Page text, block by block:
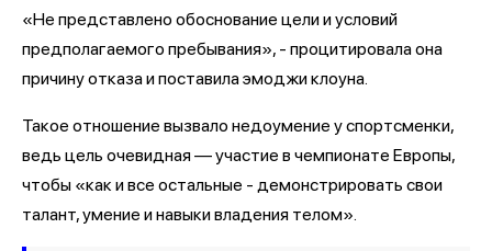
«Не представлено обоснование цели и условий
предполагаемого пребывания», - процитировала она
причину отказа и поставила эмоджи клоуна.
Такое отношение вызвало недоумение у спортсменки,
ведь цель очевидная — участие в чемпионате Европы,
чтобы «как и все остальные - демонстрировать свои
талант, умение и навыки владения телом».